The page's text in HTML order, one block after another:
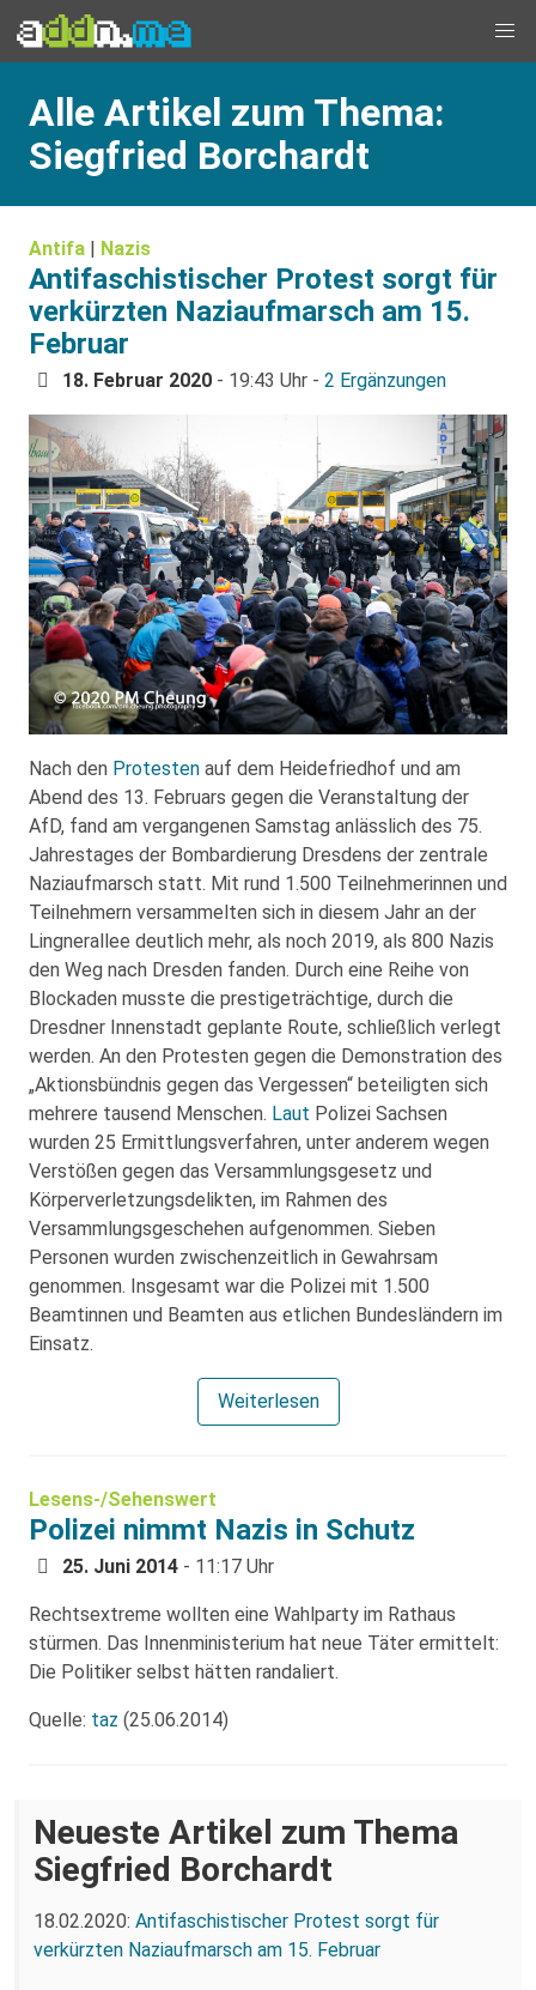
Alle Artikel zum Thema:
Siegfried Borchardt
Antifa | Nazis
Antifaschistischer Protest sorgt für
verkürzten Naziaufmarsch am 15.
Februar
18. Februar 2020 - 19:43 Uhr - 2 Ergänzungen
Nach den Protesten auf dem Heidefriedhof und am
Abend des 13. Februars gegen die Veranstaltung der
AfD, fand am vergangenen Samstag anlässlich des 75.
Jahrestages der Bombardierung Dresdens der zentrale
Naziaufmarsch statt. Mit rund 1.500 Teilnehmerinnen und
Teilnehmern versammelten sich in diesem Jahr an der
Lingnerallee deutlich mehr, als noch 2019, als 800 Nazis
den Weg nach Dresden fanden. Durch eine Reihe von
Blockaden musste die prestigeträchtige, durch die
Dresdner Innenstadt geplante Route, schließlich verlegt
werden. An den Protesten gegen die Demonstration des
„Aktionsbündnis gegen das Vergessen“ beteiligten sich
mehrere tausend Menschen. Laut Polizei Sachsen
wurden 25 Ermittlungsverfahren, unter anderem wegen
Verstößen gegen das Versammlungsgesetz und
Körperverletzungsdelikten, im Rahmen des
Versammlungsgeschehen aufgenommen. Sieben
Personen wurden zwischenzeitlich in Gewahrsam
genommen. Insgesamt war die Polizei mit 1.500
Beamtinnen und Beamten aus etlichen Bundesländern im
Einsatz.
Weiterlesen
Lesens-/Sehenswert
Polizei nimmt Nazis in Schutz
25. Juni 2014 - 11:17 Uhr
Rechtsextreme wollten eine Wahlparty im Rathaus
stürmen. Das Innenministerium hat neue Täter ermittelt:
Die Politiker selbst hätten randaliert.
Quelle: taz (25.06.2014)
Neueste Artikel zum Thema
Siegfried Borchardt
18.02.2020: Antifaschistischer Protest sorgt für
verkürzten Naziaufmarsch am 15. Februar